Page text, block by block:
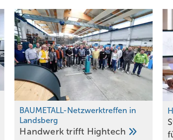
BAUMETALL-Netzwerktreffen in
Landsberg
Handwerk trif ft Hightech